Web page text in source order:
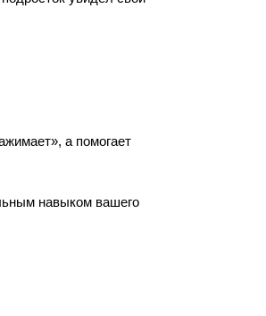
а помогает
навыком вашего